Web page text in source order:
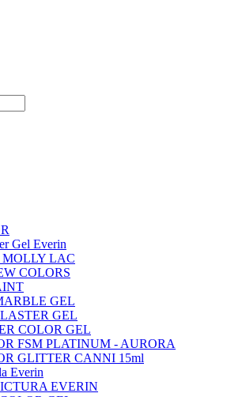
Gel Everin
MOLLY LAC
COLORS
GEL
GEL
COLOR GEL
FSM PLATINUM - AURORA
GLITTER CANNI 15ml
Everin
EVERIN